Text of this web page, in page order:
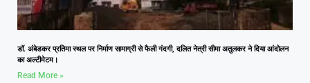
डॉ. अंबेडकर प्रतिमा स्थल पर निर्माण सामाग्री से फैली गंदगी, दलित नेत्री सीमा अतुलकर ने दिया आंदोलन
का अल्टीमेटम।
Read More »